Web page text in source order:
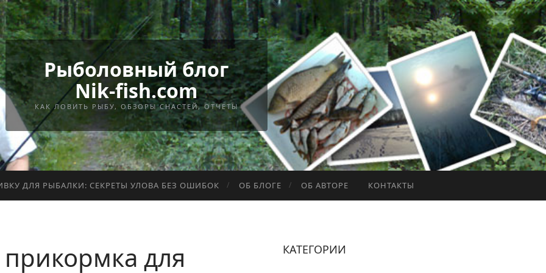
Рыболовный блог
Nik-fish.com
КАК ЛОВИТЬ РЫБУ, ОБЗОРЫ СНАСТЕЙ, ОТЧЕТЫ
ДЛЯ РЫБАЛКИ: СЕКРЕТЫ УЛОВА БЕЗ ОШИБОК ОБ БЛОГЕ ОБ АВТОРЕ КОНТАКТЫ
для
КАТЕГОРИИ